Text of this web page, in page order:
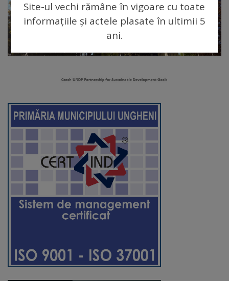
Aparatul
funcționare
Integritate
și
calitate
Consiliul
Municipal
Consilieri
Site-ul vechi rămâne în vigoare cu toate
informațiile și actele plasate în ultimii 5
ani.